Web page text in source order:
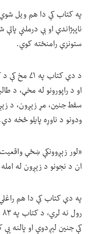
په کتاب کې دا هم ویل
ناپېژاندې او بې درملنې
ستونزې رامنځته کوي.
د دې
او د راپورونو له مخې، د
سقط جنین، مړ زېږون، د
ودونو د ناوړه پایلو څخه
«لور زېږوونکې ښځې
ان د نجونو د زېږون له
په دې کتاب کې دا هم
کې جنین لېږدوي او پالنه